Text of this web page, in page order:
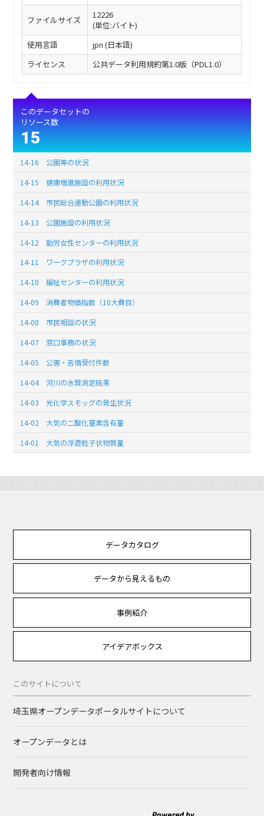
ファイルサイズ
12226
(単位:バイト)
使用言語
jpn (日本語)
ライセンス
公共データ利用規約第1.0版（PDL1.0）
このデータセットの
リソース数
15
14-16 公園等の状況
14-15 健康増進施設の利用状況
14-14 市民総合運動公園の利用状況
14-13 公園施設の利用状況
14-12 勤労女性センターの利用状況
14-11 ワークプラザの利用状況
14-10 福祉センターの利用状況
14-09 消費者物価指数（10大費目）
14-08 市民相談の状況
14-07 窓口事務の状況
14-05 公害・苦情受付件数
14-04 河川の水質測定結果
14-03 光化学スモッグの発生状況
14-02 大気の二酸化窒素含有量
14-01 大気の浮遊粒子状物質量
データカタログ
データから見えるもの
事例紹介
アイデアボックス
このサイトについて
埼玉県オープンデータポータルサイトについて
オープンデータとは
開発者向け情報